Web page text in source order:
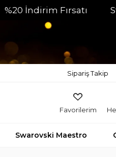
Fırsatı Stilinizin
Sipariş Takip
Favorilerim
Swarovski Maestro